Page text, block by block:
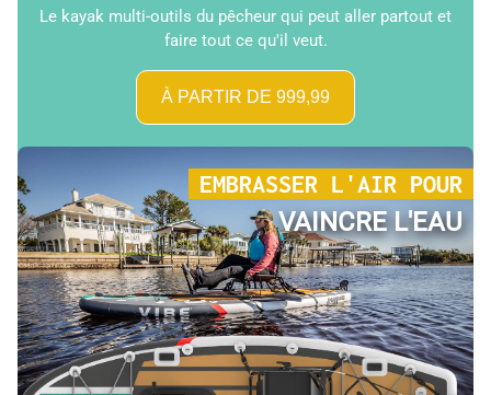
Le kayak multi-outils du pêcheur qui peut aller partout et
faire tout ce qu'il veut.
À PARTIR DE 999,99
EMBRASSER L'AIR POUR
VAINCRE L'EAU